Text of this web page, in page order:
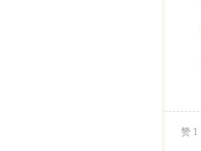
赞 1